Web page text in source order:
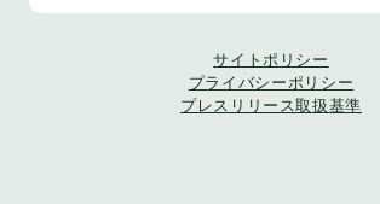
サイトポリシー
プライバシーポリシー
プレスリリース取扱基準